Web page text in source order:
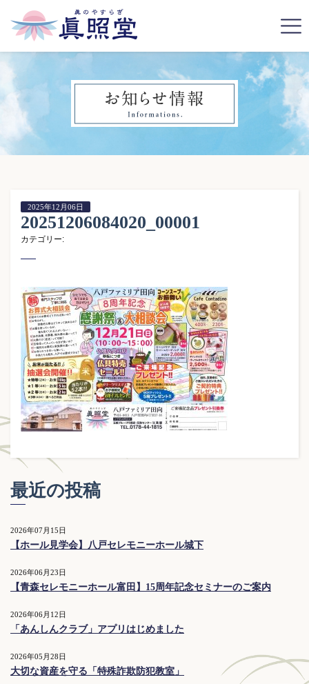
2025年12月06日
20251206084020_00001
カテゴリー:
最近の投稿
2026年07月15日
【ホール見学会】八戸セレモニーホール城下
2026年06月23日
【青森セレモニーホール富田】15周年記念セミナーのご案内
2026年06月12日
「あんしんクラブ」アプリはじめました
2026年05月28日
大切な資産を守る「特殊詐欺防犯教室」